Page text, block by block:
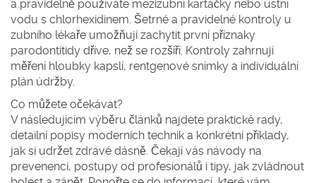
a pravidelně používáte mezizubní kartáčky nebo ústní
vodu s chlorhexidinem. Šetrné a pravidelné kontroly u
zubního lékaře umožňují zachytit první příznaky
parodontitidy dříve, než se rozšíří. Kontroly zahrnují
měření hloubky kapslí, rentgenové snímky a individuální
plán údržby.
Co můžete očekávat?
V následujícím výběru článků najdete praktické rady,
detailní popisy moderních technik a konkrétní příklady,
jak si udržet zdravé dásně. Čekají vás návody na
prevenenci, postupy od profesionálů i tipy, jak zvládnout